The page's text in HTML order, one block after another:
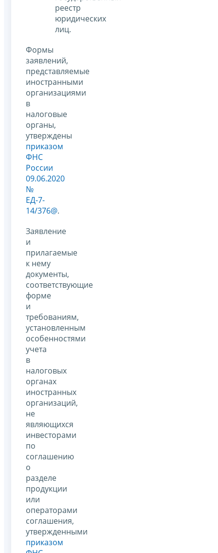
реестр
юридических
лиц.
Формы
заявлений,
представляемые
иностранными
организациями
в
налоговые
органы,
утверждены
приказом
ФНС
России
09.06.2020
№
ЕД-7-
14/376@.
Заявление
и
прилагаемые
к нему
документы,
соответствующие
форме
и
требованиям,
установленным
особенностями
учета
в
налоговых
органах
иностранных
организаций,
не
являющихся
инвесторами
по
соглашению
о
разделе
продукции
или
операторами
соглашения,
утвержденными
приказом